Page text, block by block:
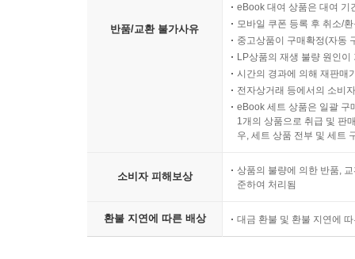
반품/교환 불가사유
eBook 대여 상품은 대여 기
모바일 쿠폰 등록 후 취소/
중고상품이 구매확정(자동
LP상품의 재생 불량 원인
시간의 경과에 의해 재판매
전자상거래 등에서의 소비
eBook 세트 상품은 일괄 구
1개의 상품으로 취급 및 판
우, 세트 상품 전부 및 세트
소비자 피해보상
상품의 불량에 의한 반품,
준하여 처리됨
환불 지연에 따른 배상 대금 환불 및 환불 지연에